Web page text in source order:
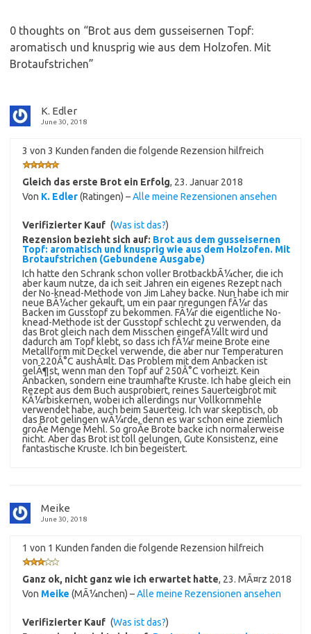
0 thoughts on “Brot aus dem gusseisernen Topf:
aromatisch und knusprig wie aus dem Holzofen. Mit
Brotaufstrichen”
K. Edler
June 30, 2018
3 von 3 Kunden fanden die folgende Rezension hilfreich
Gleich das erste Brot ein Erfolg, 23. Januar 2018
Von K. Edler(Ratingen) –Alle meine Rezensionen ansehen
Verifizierter Kauf (Was ist das?)
Rezension bezieht sich auf: Brot aus dem gusseisernen
Topf: aromatisch und knusprig wie aus dem Holzofen. Mit
Brotaufstrichen (Gebundene Ausgabe)
Ich hatte den Schrank schon voller BrotbackbÃ¼cher, die ich
aber kaum nutze, da ich seit Jahren ein eigenes Rezept nach
der No-knead-Methode von Jim Lahey backe. Nun habe ich mir
neue BÃ¼cher gekauft, um ein paar nregungen fÃ¼r das
Backen im Gusstopf zu bekommen. FÃ¼r die eigentliche No-
knead-Methode ist der Gusstopf schlecht zu verwenden, da
das Brot gleich nach dem Misschen eingefÃ¼llt wird und
dadurch am Topf klebt, so dass ich fÃ¼r meine Brote eine
Metallform mit Deckel verwende, die aber nur Temperaturen
von 220Â°C aushÃ¤lt. Das Problem mit dem Anbacken ist
gelÃ¶st, wenn man den Topf auf 250Â°C vorheizt. Kein
Anbacken, sondern eine traumhafte Kruste. Ich habe gleich ein
Rezept aus dem Buch ausprobiert, reines Sauerteigbrot mit
KÃ¼rbiskernen, wobei ich allerdings nur Vollkornmehle
verwendet habe, auch beim Sauerteig. Ich war skeptisch, ob
das Brot gelingen wÃ¼rde, denn es war schon eine ziemlich
groÃe Menge Mehl. So groÃe Brote backe ich normalerweise
nicht. Aber das Brot ist toll gelungen, Gute Konsistenz, eine
fantastische Kruste. Ich bin begeistert.
Meike
June 30, 2018
1 von 1 Kunden fanden die folgende Rezension hilfreich
Ganz ok, nicht ganz wie ich erwartet hatte, 23. MÃ¤rz 2018
Von Meike (MÃ¼nchen) –Alle meine Rezensionen ansehen
Verifizierter Kauf (Was ist das?)